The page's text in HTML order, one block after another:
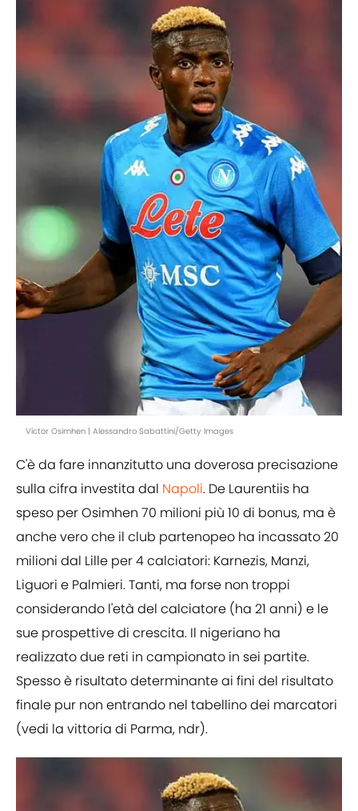
Victor Osimhen | Alessandro Sabattini/Getty Images
C'è da fare innanzitutto una doverosa precisazione
sulla cifra investita dal Napoli. De Laurentiis ha
speso per Osimhen 70 milioni più 10 di bonus, ma è
anche vero che il club partenopeo ha incassato 20
milioni dal Lille per 4 calciatori: Karnezis, Manzi,
Liguori e Palmieri. Tanti, ma forse non troppi
considerando l'età del calciatore (ha 21 anni) e le
sue prospettive di crescita. Il nigeriano ha
realizzato due reti in campionato in sei partite.
Spesso è risultato determinante ai fini del risultato
finale pur non entrando nel tabellino dei marcatori
(vedi la vittoria di Parma, ndr).